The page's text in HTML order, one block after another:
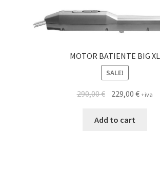
MOTOR BATIENTE BIG XL
SALE!
290,00€ 229,00€ +iva
Add to cart